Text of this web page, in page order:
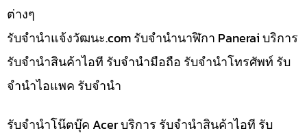
ต่างๆ
รับจํานําแจ้งวัฒนะ.com รับจำนำนาฬิกา Panerai บริการ
รับจำนำสินค้าไอที รับจำนำมือถือ รับจำนำโทรศัพท์ รับ
จำนำไอแพค รับจำนำ
รับจำนำโน๊ตบุ๊ค Acer บริการ รับจำนำสินค้าไอที รับ